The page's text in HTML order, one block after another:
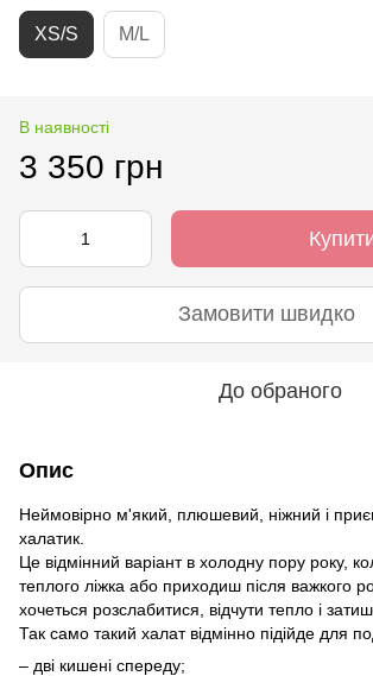
XS/S M/L
В наявності
3 350 грн
Замовити швидко
До обраного
Опис
Неймовірно м'який, плюшевий, ніжний і
халатик.
Це відмінний варіант в холодну пору року,
теплого ліжка або приходиш після важкого
хочеться розслабитися, відчути тепло і
Так само такий халат відмінно підійде для
– дві кишені спереду;